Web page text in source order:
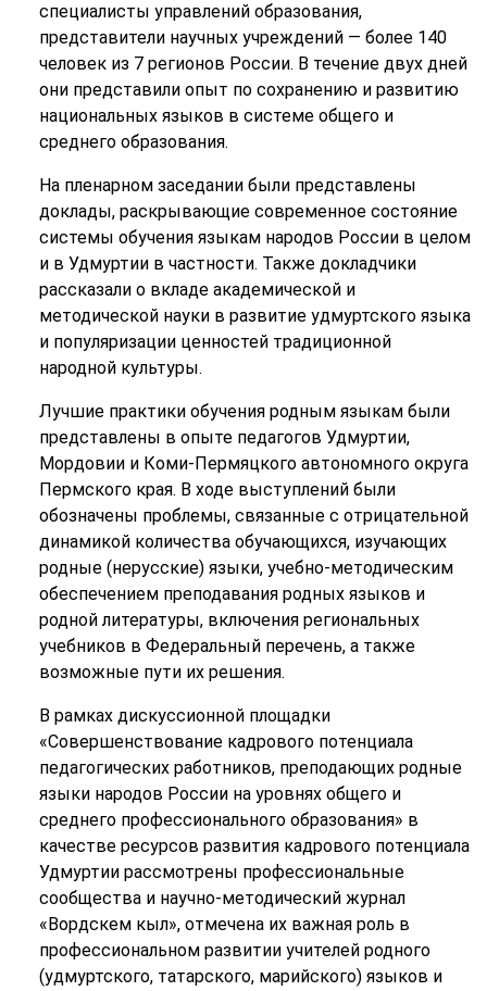
специалисты управлений образования,
представители научных учреждений — более 140
человек из 7 регионов России. В течение двух дней
они представили опыт по сохранению и развитию
национальных языков в системе общего и
среднего образования.
На пленарном заседании были представлены
доклады, раскрывающие современное состояние
системы обучения языкам народов России в целом
и в Удмуртии в частности. Также докладчики
рассказали о вкладе академической и
методической науки в развитие удмуртского языка
и популяризации ценностей традиционной
народной культуры.
Лучшие практики обучения родным языкам были
представлены в опыте педагогов Удмуртии,
Мордовии и Коми-Пермяцкого автономного округа
Пермского края. В ходе выступлений были
обозначены проблемы, связанные с отрицательной
динамикой количества обучающихся, изучающих
родные (нерусские) языки, учебно-методическим
обеспечением преподавания родных языков и
родной литературы, включения региональных
учебников в Федеральный перечень, а также
возможные пути их решения.
В рамках дискуссионной площадки
«Совершенствование кадрового потенциала
педагогических работников, преподающих родные
языки народов России на уровнях общего и
среднего профессионального образования» в
качестве ресурсов развития кадрового потенциала
Удмуртии рассмотрены профессиональные
сообщества и научно-методический журнал
«Вордскем кыл», отмечена их важная роль в
профессиональном развитии учителей родного
(удмуртского, татарского, марийского) языков и